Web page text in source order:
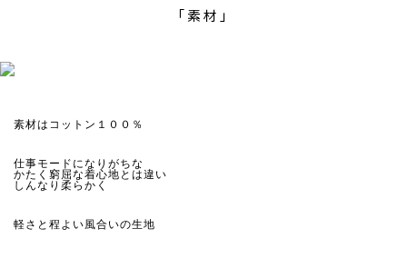
「素材」
素材はコットン１００％
仕事モードになりがちな
かたく窮屈な着心地とは違い
しんなり柔らかく
軽さと程よい風合いの生地